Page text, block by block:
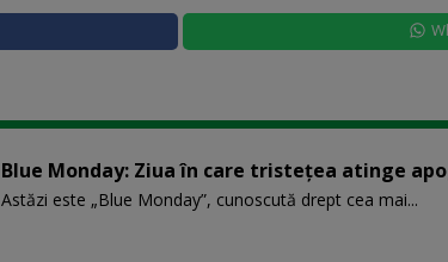
Blue Monday: Ziua în care tristețea atinge
Astăzi este „Blue Monday”, cunoscută drept cea mai...